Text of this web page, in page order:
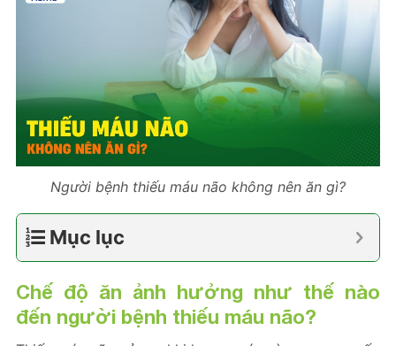
Người bệnh thiếu máu não không nên ăn gì?
Mục lục
Chế độ ăn ảnh hưởng như thế nào
đến người bệnh thiếu máu não?